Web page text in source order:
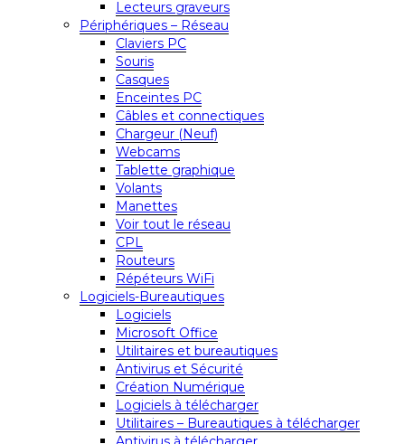
Lecteurs graveurs
Périphériques – Réseau
Claviers PC
Souris
Casques
Enceintes PC
Câbles et connectiques
Chargeur (Neuf)
Webcams
Tablette graphique
Volants
Manettes
Voir tout le réseau
CPL
Routeurs
Répéteurs WiFi
Logiciels-Bureautiques
Logiciels
Microsoft Office
Utilitaires et bureautiques
Antivirus et Sécurité
Création Numérique
Logiciels à télécharger
Utilitaires – Bureautiques à télécharger